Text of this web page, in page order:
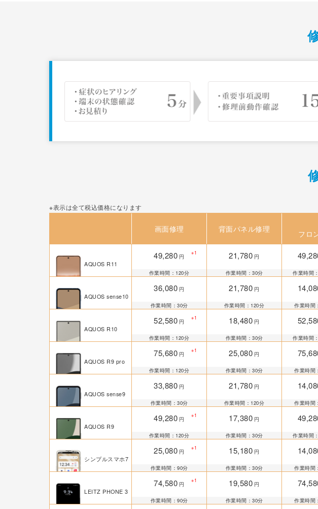
※表示は全て税込価格になります
画面修理 背面パネル修理
フロ
AQUOS R11
49,280 円
※1
作業時間：120分
21,780 円
作業時間：30分 作業時間
AQUOS sense10
36,080 円
作業時間：30分
21,780 円
作業時間：120分 作業時間
AQUOS R10
52,580 円
※1
作業時間：120分
18,480 円
作業時間：30分 作業時間
AQUOS R9 pro
75,680 円
※1
作業時間：120分
25,080 円
作業時間：30分 作業時間
AQUOS sense9
33,880 円
作業時間：30分
21,780 円
作業時間：120分 作業時間
AQUOS R9
49,280 円
※1
作業時間：120分
17,380 円
作業時間：30分 作業時間
シンプルスマホ7
25,080 円
※1
作業時間：90分
15,180 円
作業時間：30分 作業時間
LEITZ PHONE 3
74,580 円
※1
作業時間：90分
19,580 円
作業時間：30分 作業時間